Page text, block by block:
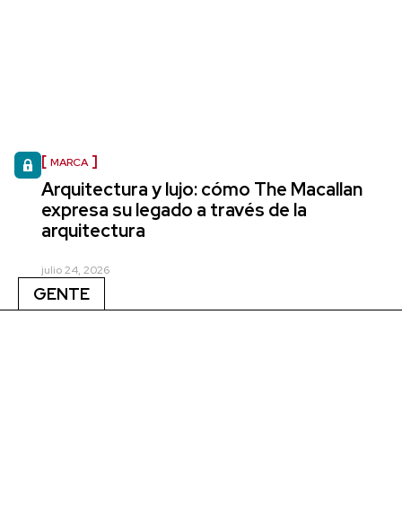
MARCA
Arquitectura y lujo: cómo The Macallan
expresa su legado a través de la
arquitectura
julio 24, 2026
GENTE